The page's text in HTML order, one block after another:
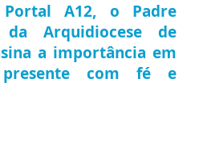
A12, o Padre
Arquidiocese de
a importância em
com fé e